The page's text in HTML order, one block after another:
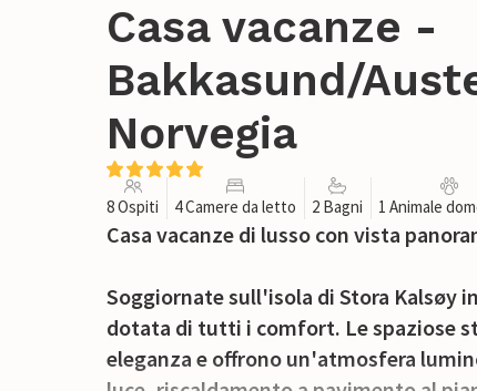
Casa vacanze -
Bakkasund/
Norvegia
8 Ospiti 4 Camere da letto 2 Bagni 1 Animale
Casa vacanze di lusso con vista
Soggiornate sull'isola di Stora Kalsøy
dotata di tutti i comfort. Le spaziose
eleganza e offrono un'atmosfera